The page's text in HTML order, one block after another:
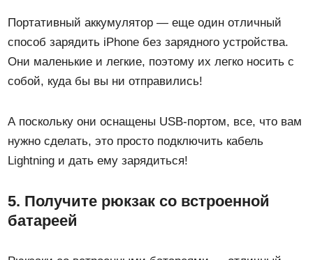
Портативный аккумулятор — еще один отличный
способ зарядить iPhone без зарядного устройства.
Они маленькие и легкие, поэтому их легко носить с
собой, куда бы вы ни отправились!
А поскольку они оснащены USB-портом, все, что вам
нужно сделать, это просто подключить кабель
Lightning и дать ему зарядиться!
5. Получите рюкзак со встроенной
батареей